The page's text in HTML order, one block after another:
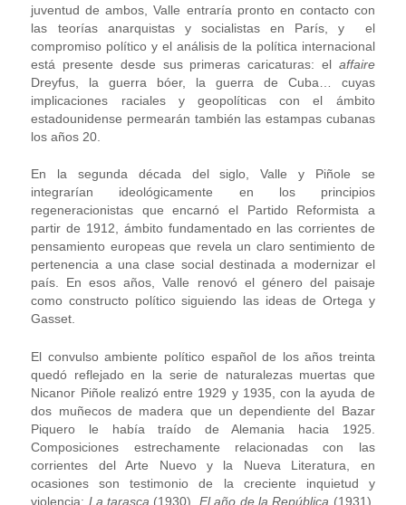
juventud de ambos, Valle entraría pronto en contacto con
las teorías anarquistas y socialistas en París, y el
compromiso político y el análisis de la política internacional
está presente desde sus primeras caricaturas: el affaire
Dreyfus, la guerra bóer, la guerra de Cuba… cuyas
implicaciones raciales y geopolíticas con el ámbito
estadounidense permearán también las estampas cubanas
los años 20.
En la segunda década del siglo, Valle y Piñole se
integrarían ideológicamente en los principios
regeneracionistas que encarnó el Partido Reformista a
partir de 1912, ámbito fundamentado en las corrientes de
pensamiento europeas que revela un claro sentimiento de
pertenencia a una clase social destinada a modernizar el
país. En esos años, Valle renovó el género del paisaje
como constructo político siguiendo las ideas de Ortega y
Gasset.
El convulso ambiente político español de los años treinta
quedó reflejado en la serie de naturalezas muertas que
Nicanor Piñole realizó entre 1929 y 1935, con la ayuda de
dos muñecos de madera que un dependiente del Bazar
Piquero le había traído de Alemania hacia 1925.
Composiciones estrechamente relacionadas con las
corrientes del Arte Nuevo y la Nueva Literatura, en
ocasiones son testimonio de la creciente inquietud y
violencia: La tarasca (1930), El año de la República (1931),